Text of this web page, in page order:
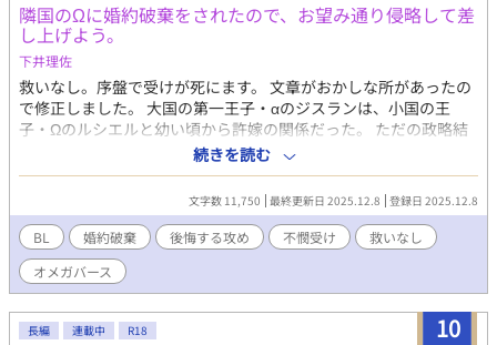
ぜなら自分たちの別れは最悪すぎる。追い返されるに決まってい
る。顔面蒼白する司だが、真紀人の反応は違った。 「俺とお前が
ただの知り合いなのか？」 事故で記憶に障害を受けた真紀人は、
司を忘れていたのだ。 彼は言った。 「そんなわけがない」「もし
そうなら俺は頭がおかしいな——……」 ⭐︎一言でも感想嬉しいで
す。
隣国のΩに婚約破棄をされたので、お望み通り侵略して差
し上げよう。
下井理佐
救いなし。序盤で受けが死にます。 文章がおかしな所があったの
で修正しました。 大国の第一王子・αのジスランは、小国の王
子・Ωのルシエルと幼い頃から許嫁の関係だった。 ただの政略結
婚の相手であるとルシエルに興味を持たないジスランであった
が、婚約発表の社交界前夜、ルシエルから婚約破棄をするから受
け入れてほしいと言われる。 理由を聞くジスランであったが、ル
シエルはただ、 「必ず僕の国を滅ぼして」 それだけ言い、去って
いった。 社交界当日、ルシエルは約束通り婚約破棄を皆の前で宣
言する。
続きを読む
文字数 11,750 最終更新日 2025.12.8 登録日 2025.12.8
BL 婚約破棄 後悔する攻め 不憫受け
救いなし
オメガバース
10
長編 連載中 R18